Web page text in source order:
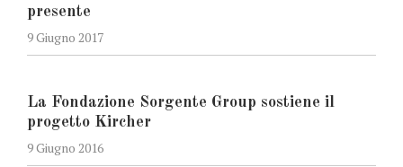
presente
9 Giugno 2017
La Fondazione Sorgente Group sostiene il
progetto Kircher
9 Giugno 2016